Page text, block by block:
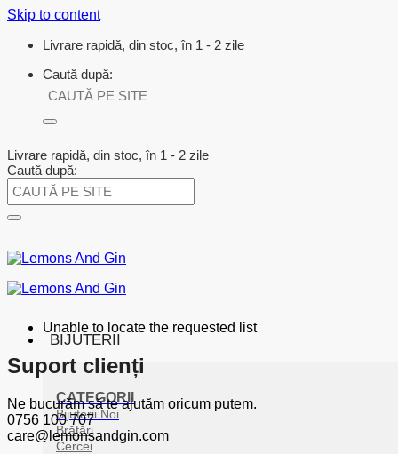
Skip to content
Livrare rapidă, din stoc, în 1 - 2 zile
Caută după:
Livrare rapidă, din stoc, în 1 - 2 zile
Caută după:
BIJUTERII
CATEGORII
Bijuterii Noi
Brățări
Cercei
Unable to locate the requested list
Suport clienți
Ne bucurăm să te ajutăm oricum putem.
0756 100 707
care@lemonsandgin.com